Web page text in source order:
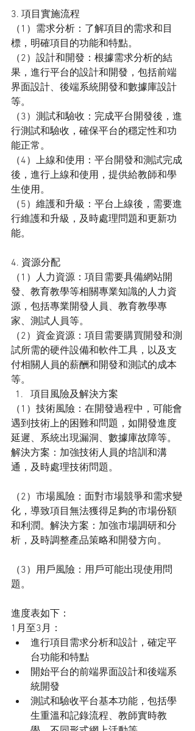
3. 項目實施流程
（1）需求分析：了解項目的需求和目
標，明確項目的功能和特點。
（2）設計和開發：根據需求分析的結
果，進行平台的設計和開發，包括前端
界面設計、後端系統開發和數據庫設計
等。
（3）測試和驗收：完成平台開發後，進
行測試和驗收，確保平台的穩定性和功
能正常。
（4）上線和使用：平台開發和測試完成
後，進行上線和使用，提供給教師和學
生使用。
（5）維護和升級：平台上線後，需要進
行維護和升級，及時處理問題和更新功
能。
4. 資源分配
（1）人力資源：項目需要具備網站開
發、教育教學等相關專業知識的人力資
源，包括專業開發人員、教育教學專
家、測試人員等。
（2）資金資源：項目需要購買開發和測
試所需的硬件設備和軟件工具，以及支
付相關人員的薪酬和開發和測試的成本
等。
項目風險及解決方案
（1）技術風險：在開發過程中，可能會
遇到技術上的困難和問題，如開發進度
延遲、系統出現漏洞、數據庫故障等。
解決方案：加強技術人員的培訓和溝
通，及時處理技術問題。
（2）市場風險：面對市場競爭和需求變
化，導致項目無法獲得足夠的市場份額
和利潤。解決方案：加強市場調研和分
析，及時調整產品策略和開發方向。
（3）用戶風險：用戶可能出現使用問
題。
進度表如下：
1月至3月：
進行項目需求分析和設計，確定平
台功能和特點
開始平台的前端界面設計和後端系
統開發
測試和驗收平台基本功能，包括學
生重溫和記錄流程、教師實時教